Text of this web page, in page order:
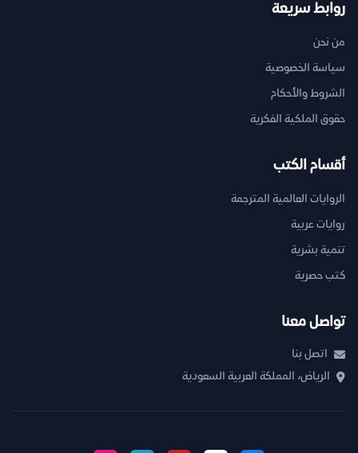
روابط سريعة
من نحن
سياسة الخصوصية
الشروط والأحكام
حقوق الملكية الفكرية
أقسام الكتب
الروايات العالمية المترجمة
روايات عربية
تنمية بشرية
كتب حصرية
تواصل معنا
اتصل بنا
الرياض، المملكة العربية السعودية